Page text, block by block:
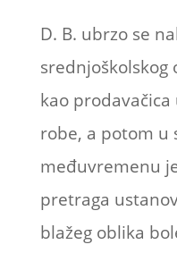
D. B. ubrzo se
srednjoškolskog
kao
robe, a potom u
međuvremenu
pretraga
blažeg oblika